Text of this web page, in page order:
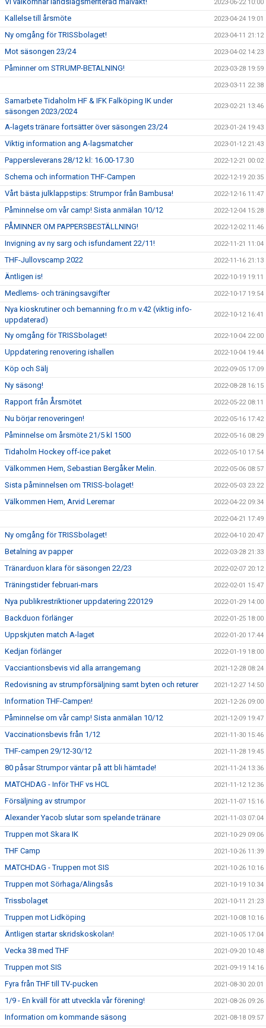
2023-06-22 10:00
Kallelse till årsmöte 2023-04-24 19:01
Ny omgång för TRISSbolaget! 2023-04-11 21:12
Mot säsongen 23/24 2023-04-02 14:23
Påminner om STRUMP-BETALNING! 2023-03-28 19:59
2023-03-11 22:38
Samarbete Tidaholm HF & IFK Falköping IK under
säsongen 2023/2024
2023-02-21 13:46
A-lagets tränare fortsätter över säsongen 23/24 2023-01-24 19:43
Viktig information ang A-lagsmatcher 2023-01-12 21:43
Pappersleverans 28/12 kl: 16.00-17.30 2022-12-21 00:02
Schema och information THF-Campen 2022-12-19 20:35
Vårt bästa julklappstips: Strumpor från Bambusa! 2022-12-16 11:47
Påminnelse om vår camp! Sista anmälan 10/12 2022-12-04 15:28
PÅMINNER OM PAPPERSBESTÄLLNING! 2022-12-02 11:46
Invigning av ny sarg och isfundament 22/11! 2022-11-21 11:04
THF-Jullovscamp 2022 2022-11-16 21:13
Äntligen is! 2022-10-19 19:11
Medlems- och träningsavgifter 2022-10-17 19:54
Nya kioskrutiner och bemanning fr.o.m v.42 (viktig info-
uppdaterad)
2022-10-12 16:41
Ny omgång för TRISSbolaget! 2022-10-04 22:00
Uppdatering renovering ishallen 2022-10-04 19:44
Köp och Sälj 2022-09-05 17:09
Ny säsong! 2022-08-28 16:15
Rapport från Årsmötet 2022-05-22 08:11
Nu börjar renoveringen! 2022-05-16 17:42
Påminnelse om årsmöte 21/5 kl 1500 2022-05-16 08:29
Tidaholm Hockey off-ice paket 2022-05-10 17:54
Välkommen Hem, Sebastian Bergåker Melin. 2022-05-06 08:57
Sista påminnelsen om TRISS-bolaget! 2022-05-03 23:22
Välkommen Hem, Arvid Leremar 2022-04-22 09:34
2022-04-21 17:49
Ny omgång för TRISSbolaget! 2022-04-10 20:47
Betalning av papper 2022-03-28 21:33
Tränarduon klara för säsongen 22/23 2022-02-07 20:12
Träningstider februari-mars 2022-02-01 15:47
Nya publikrestriktioner uppdatering 220129 2022-01-29 14:00
Backduon förlänger 2022-01-25 18:00
Uppskjuten match A-laget 2022-01-20 17:44
Kedjan förlänger 2022-01-19 18:00
Vacciantionsbevis vid alla arrangemang 2021-12-28 08:24
Redovisning av strumpförsäljning samt byten och returer 2021-12-27 14:50
Information THF-Campen! 2021-12-26 09:00
Påminnelse om vår camp! Sista anmälan 10/12 2021-12-09 19:47
Vaccinationsbevis från 1/12 2021-11-30 15:46
THF-campen 29/12-30/12 2021-11-28 19:45
80 påsar Strumpor väntar på att bli hämtade! 2021-11-24 13:36
MATCHDAG - Inför THF vs HCL 2021-11-12 12:36
Försäljning av strumpor 2021-11-07 15:16
Alexander Yacob slutar som spelande tränare 2021-11-03 07:04
Truppen mot Skara IK 2021-10-29 09:06
THF Camp 2021-10-26 11:39
MATCHDAG - Truppen mot SIS 2021-10-26 10:16
Truppen mot Sörhaga/Alingsås 2021-10-19 10:34
Trissbolaget 2021-10-11 21:23
Truppen mot Lidköping 2021-10-08 10:16
Äntligen startar skridskoskolan! 2021-10-05 17:04
Vecka 38 med THF 2021-09-20 10:48
Truppen mot SIS 2021-09-19 14:16
Fyra från THF till TV-pucken 2021-08-30 20:01
1/9 - En kväll för att utveckla vår förening! 2021-08-26 09:26
Information om kommande säsong 2021-08-18 09:57